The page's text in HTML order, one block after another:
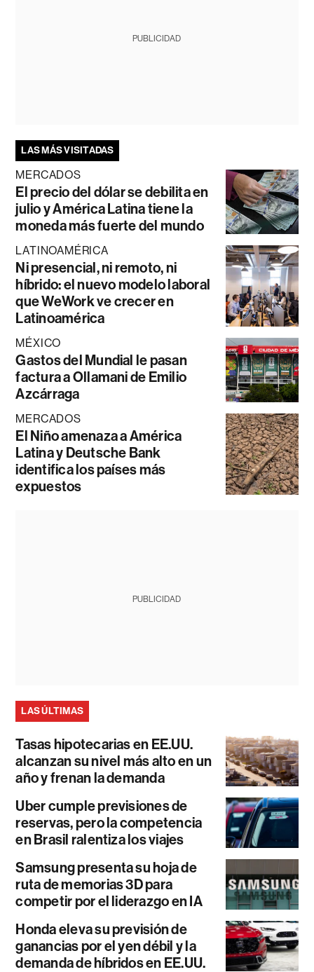
PUBLICIDAD
LAS MÁS VISITADAS
MERCADOS
El precio del dólar se debilita en
julio y América Latina tiene la
moneda más fuerte del mundo
LATINOAMÉRICA
Ni presencial, ni remoto, ni
híbrido: el nuevo modelo laboral
que WeWork ve crecer en
Latinoamérica
MÉXICO
Gastos del Mundial le pasan
factura a Ollamani de Emilio
Azcárraga
MERCADOS
El Niño amenaza a América
Latina y Deutsche Bank
identifica los países más
expuestos
PUBLICIDAD
LAS ÚLTIMAS
Tasas hipotecarias en EE.UU.
alcanzan su nivel más alto en un
año y frenan la demanda
Uber cumple previsiones de
reservas, pero la competencia
en Brasil ralentiza los viajes
Samsung presenta su hoja de
ruta de memorias 3D para
competir por el liderazgo en IA
Honda eleva su previsión de
ganancias por el yen débil y la
demanda de híbridos en EE.UU.